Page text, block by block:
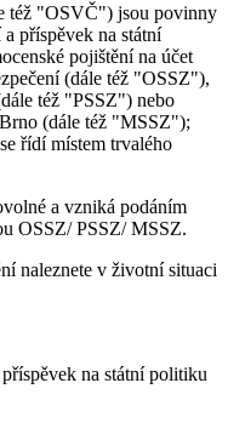
též "OSVČ") jsou povinny
příspěvek na státní
pojištění na účet
(dále též "OSSZ"),
též "PSSZ") nebo
(dále též "MSSZ");
řídí místem trvalého
a vzniká podáním
OSSZ/ PSSZ/ MSSZ.
naleznete v životní situaci
na státní politiku